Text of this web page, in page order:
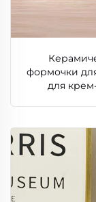
формочки
для